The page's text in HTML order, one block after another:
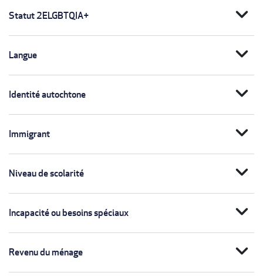
Statut 2ELGBTQIA+ expand_more
Langue expand_more
Identité autochtone expand_more
Immigrant expand_more
Niveau de scolarité expand_more
Incapacité ou besoins spéciaux expand_more
Revenu du ménage expand_more